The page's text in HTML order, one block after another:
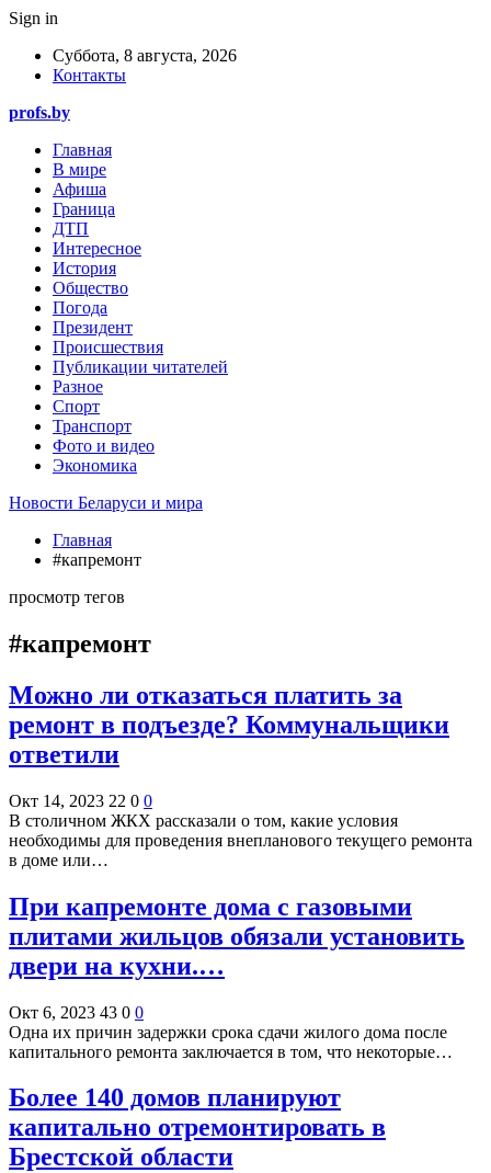
Sign in
Суббота, 8 августа, 2026
Контакты
profs.by
Главная
В мире
Афиша
Граница
ДТП
Интересное
История
Общество
Погода
Президент
Происшествия
Публикации читателей
Разное
Спорт
Транспорт
Фото и видео
Экономика
Новости Беларуси и мира
Главная
#капремонт
просмотр тегов
#капремонт
Можно ли отказаться платить за
ремонт в подъезде? Коммунальщики
ответили
Окт 14, 2023 22 0 0
В столичном ЖКХ рассказали о том, какие условия
необходимы для проведения внепланового текущего ремонта
в доме или…
При капремонте дома с газовыми
плитами жильцов обязали установить
двери на кухни.…
Окт 6, 2023 43 0 0
Одна их причин задержки срока сдачи жилого дома после
капитального ремонта заключается в том, что некоторые…
Более 140 домов планируют
капитально отремонтировать в
Брестской области